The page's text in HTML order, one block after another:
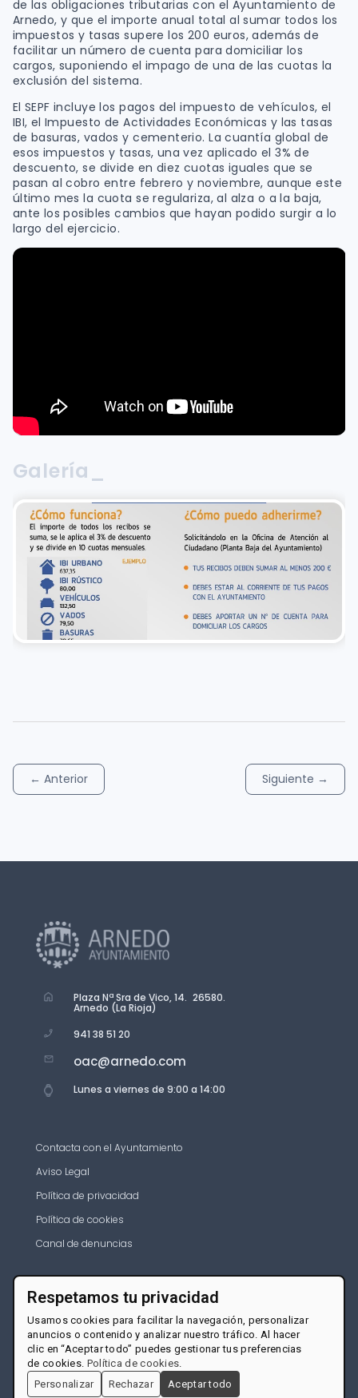
de las obligaciones tributarias con el Ayuntamiento de
Arnedo, y que el importe anual total al sumar todos los
impuestos y tasas supere los 200 euros, además de
facilitar un número de cuenta para domiciliar los
cargos, suponiendo el impago de una de las cuotas la
exclusión del sistema.
El SEPF incluye los pagos del impuesto de vehículos, el
IBI, el Impuesto de Actividades Económicas y las tasas
de basuras, vados y cementerio. La cuantía global de
esos impuestos y tasas, una vez aplicado el 3% de
descuento, se divide en diez cuotas iguales que se
pasan al cobro entre febrero y noviembre, aunque este
último mes la cuota se regulariza, al alza o a la baja,
ante los posibles cambios que hayan podido surgir a lo
largo del ejercicio.
Galería_
← Anterior Siguiente →
Plaza Nª Sra de Vico, 14. 26580.
Arnedo (La Rioja)
941 38 51 20
oac@arnedo.com
Lunes a viernes de 9:00 a 14:00
Contacta con el Ayuntamiento
Aviso Legal
Política de privacidad
Política de cookies
Canal de denuncias
Respetamos tu privacidad
Usamos cookies para facilitar la navegación, personalizar
anuncios o contenido y analizar nuestro tráfico. Al hacer
clic en “Aceptar todo” puedes gestionar tus preferencias
de cookies. Política de cookies.
Personalizar
Rechazar Aceptar todo